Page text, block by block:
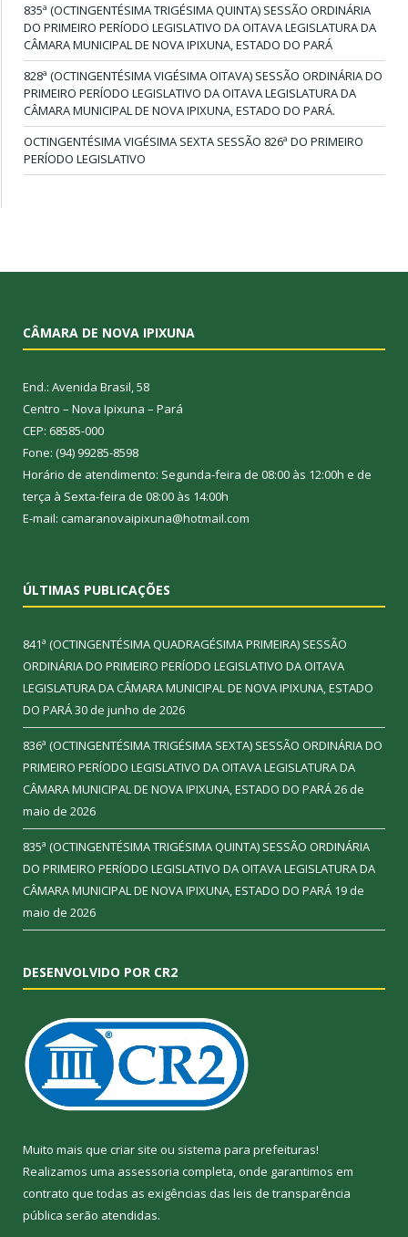
835ª (OCTINGENTÉSIMA TRIGÉSIMA QUINTA) SESSÃO ORDINÁRIA
DO PRIMEIRO PERÍODO LEGISLATIVO DA OITAVA LEGISLATURA DA
CÂMARA MUNICIPAL DE NOVA IPIXUNA, ESTADO DO PARÁ
828ª (OCTINGENTÉSIMA VIGÉSIMA OITAVA) SESSÃO ORDINÁRIA DO
PRIMEIRO PERÍODO LEGISLATIVO DA OITAVA LEGISLATURA DA
CÂMARA MUNICIPAL DE NOVA IPIXUNA, ESTADO DO PARÁ.
OCTINGENTÉSIMA VIGÉSIMA SEXTA SESSÃO 826ª DO PRIMEIRO
PERÍODO LEGISLATIVO
CÂMARA DE NOVA IPIXUNA
End.: Avenida Brasil, 58
Centro – Nova Ipixuna – Pará
CEP: 68585-000
Fone: (94) 99285-8598
Horário de atendimento: Segunda-feira de 08:00 às 12:00h e de
terça à Sexta-feira de 08:00 às 14:00h
E-mail: camaranovaipixuna@hotmail.com
ÚLTIMAS PUBLICAÇÕES
841ª (OCTINGENTÉSIMA QUADRAGÉSIMA PRIMEIRA) SESSÃO
ORDINÁRIA DO PRIMEIRO PERÍODO LEGISLATIVO DA OITAVA
LEGISLATURA DA CÂMARA MUNICIPAL DE NOVA IPIXUNA, ESTADO
DO PARÁ30 de junho de 2026
836ª (OCTINGENTÉSIMA TRIGÉSIMA SEXTA) SESSÃO ORDINÁRIA DO
PRIMEIRO PERÍODO LEGISLATIVO DA OITAVA LEGISLATURA DA
CÂMARA MUNICIPAL DE NOVA IPIXUNA, ESTADO DO PARÁ26 de
maio de 2026
835ª (OCTINGENTÉSIMA TRIGÉSIMA QUINTA) SESSÃO ORDINÁRIA
DO PRIMEIRO PERÍODO LEGISLATIVO DA OITAVA LEGISLATURA DA
CÂMARA MUNICIPAL DE NOVA IPIXUNA, ESTADO DO PARÁ 19 de
maio de 2026
DESENVOLVIDO POR CR2
Muito mais que criar site ou sistema para prefeituras!
Realizamos uma assessoria completa, onde garantimos em
contrato que todas as exigências das leis de transparência
pública serão atendidas.